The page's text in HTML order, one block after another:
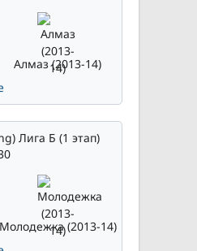
Алмаз (2013-14)
Лига Б (1 этап)
Молодежка (2013-14)